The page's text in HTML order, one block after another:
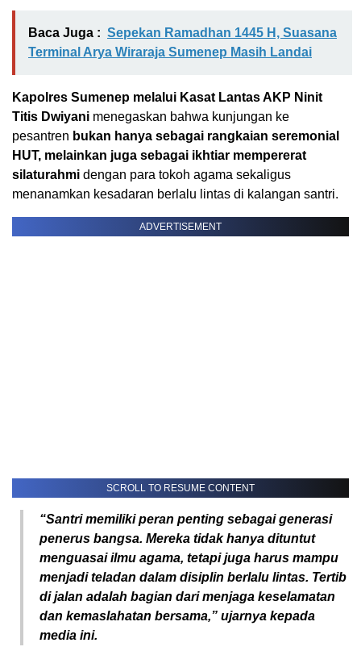
Baca Juga : Sepekan Ramadhan 1445 H, Suasana
Terminal Arya Wiraraja Sumenep Masih Landai
Kapolres Sumenep melalui Kasat Lantas AKP Ninit
Titis Dwiyani menegaskan bahwa kunjungan ke
pesantren bukan hanya sebagai rangkaian seremonial
HUT, melainkan juga sebagai ikhtiar mempererat
silaturahmi dengan para tokoh agama sekaligus
menanamkan kesadaran berlalu lintas di kalangan santri.
ADVERTISEMENT
SCROLL TO RESUME CONTENT
“Santri memiliki peran penting sebagai generasi
penerus bangsa. Mereka tidak hanya dituntut
menguasai ilmu agama, tetapi juga harus mampu
menjadi teladan dalam disiplin berlalu lintas. Tertib
di jalan adalah bagian dari menjaga keselamatan
dan kemaslahatan bersama,” ujarnya kepada
media ini.